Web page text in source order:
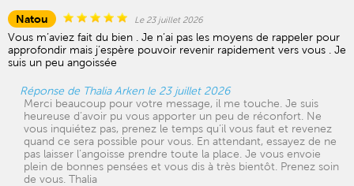
Natou Le 23 juillet 2026
Vous m’aviez fait du bien . Je n’ai pas les moyens de rappeler pour
approfondir mais j’espère pouvoir revenir rapidement vers vous . Je
suis un peu angoissée
Réponse de Thalia Arken le 23 juillet 2026
Merci beaucoup pour votre message, il me touche. Je suis
heureuse d’avoir pu vous apporter un peu de réconfort. Ne
vous inquiétez pas, prenez le temps qu’il vous faut et revenez
quand ce sera possible pour vous. En attendant, essayez de ne
pas laisser l’angoisse prendre toute la place. Je vous envoie
plein de bonnes pensées et vous dis à très bientôt. Prenez soin
de vous. Thalia